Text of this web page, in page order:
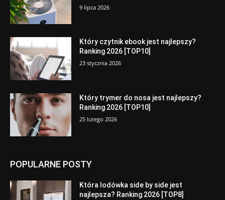
9 lipca 2026
Który czytnik ebook jest najlepszy?
Ranking 2026 [TOP10]
23 stycznia 2026
Który trymer do nosa jest najlepszy?
Ranking 2026 [TOP10]
25 lutego 2026
POPULARNE POSTY
Która lodówka side by side jest
najlepsza? Ranking 2026 [TOP8]